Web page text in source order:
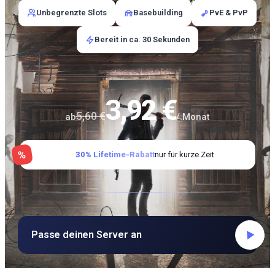
Unbegrenzte Slots Basebuilding PvE & PvP
Bereit in ca. 30 Sekunden
ab5,60 €3,92 €/ Monat
% 30% Lifetime-Rabattnur für kurze Zeit
Passe deinen Server an